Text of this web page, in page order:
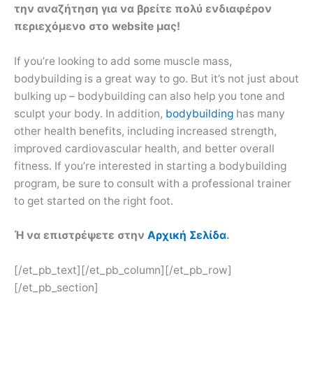
την αναζήτηση για να βρείτε πολύ ενδιαφέρον
περιεχόμενο στο website μας!
If you’re looking to add some muscle mass,
bodybuilding is a great way to go. But it’s not just about
bulking up – bodybuilding can also help you tone and
sculpt your body. In addition, bodybuilding has many
other health benefits, including increased strength,
improved cardiovascular health, and better overall
fitness. If you’re interested in starting a bodybuilding
program, be sure to consult with a professional trainer
to get started on the right foot.
Ή να επιστρέψετε στην Αρχική Σελίδα.
[/et_pb_text][/et_pb_column][/et_pb_row]
[/et_pb_section]